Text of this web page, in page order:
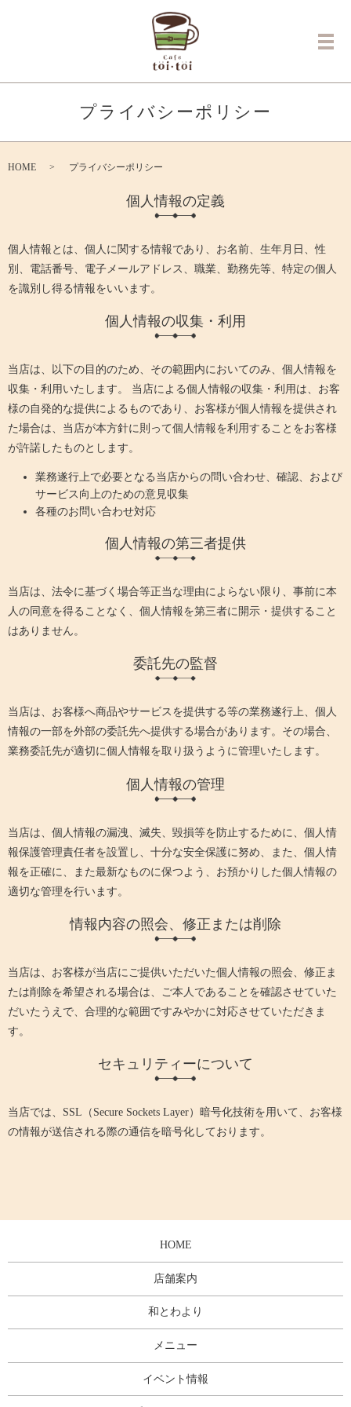
メ
プライバシーポリシー
HOME プライバシーポリシー
個人情報の定義
個人情報とは、個人に関する情報であり、お名前、生年月日、性
別、電話番号、電子メールアドレス、職業、勤務先等、特定の個人
を識別し得る情報をいいます。
個人情報の収集・利用
当店は、以下の目的のため、その範囲内においてのみ、個人情報を
収集・利用いたします。 当店による個人情報の収集・利用は、お客
様の自発的な提供によるものであり、お客様が個人情報を提供され
た場合は、当店が本方針に則って個人情報を利用することをお客様
が許諾したものとします。
業務遂行上で必要となる当店からの問い合わせ、確認、および
サービス向上のための意見収集
各種のお問い合わせ対応
個人情報の第三者提供
当店は、法令に基づく場合等正当な理由によらない限り、事前に本
人の同意を得ることなく、個人情報を第三者に開示・提供すること
はありません。
委託先の監督
当店は、お客様へ商品やサービスを提供する等の業務遂行上、個人
情報の一部を外部の委託先へ提供する場合があります。その場合、
業務委託先が適切に個人情報を取り扱うように管理いたします。
個人情報の管理
当店は、個人情報の漏洩、滅失、毀損等を防止するために、個人情
報保護管理責任者を設置し、十分な安全保護に努め、また、個人情
報を正確に、また最新なものに保つよう、お預かりした個人情報の
適切な管理を行います。
情報内容の照会、修正または削除
当店は、お客様が当店にご提供いただいた個人情報の照会、修正ま
たは削除を希望される場合は、ご本人であることを確認させていた
だいたうえで、合理的な範囲ですみやかに対応させていただきま
す。
セキュリティーについて
当店では、SSL（Secure Sockets Layer）暗号化技術を用いて、お客様
の情報が送信される際の通信を暗号化しております。
HOME
店舗案内
和とわより
メニュー
イベント情報